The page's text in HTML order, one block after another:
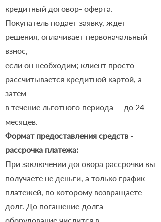
кредитный договор- оферта.
Покупатель подает заявку, ждет
решения, оплачивает первоначальный
взнос,
если он необходим; клиент просто
рассчитывается кредитной картой, а
затем
в течение льготного периода — до 24
месяцев.
​Формат предоставления средств -
рассрочка платежа:
При заключении договора рассрочки вы
получаете не деньги, а только график
платежей, по которому возвращаете
долг. До погашение долга